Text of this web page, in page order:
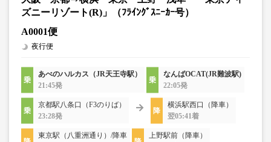
ズニーリゾート(R)」（ﾌﾗｲﾝｸﾞｽﾆｰｶｰ号）
A0001便
夜行便
あべのハルカス（JR天王寺駅）
21:45発
なんばOCAT(JR難波駅)
22:05発
京都駅八条口（F3のりば）
23:28発
横浜駅西口（降車）
翌05:41着
東京駅（八重洲通り）/降車
上野駅前（降車）